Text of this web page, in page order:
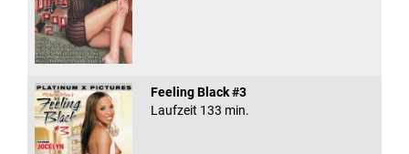
Feeling Black #3
Laufzeit 133 min.